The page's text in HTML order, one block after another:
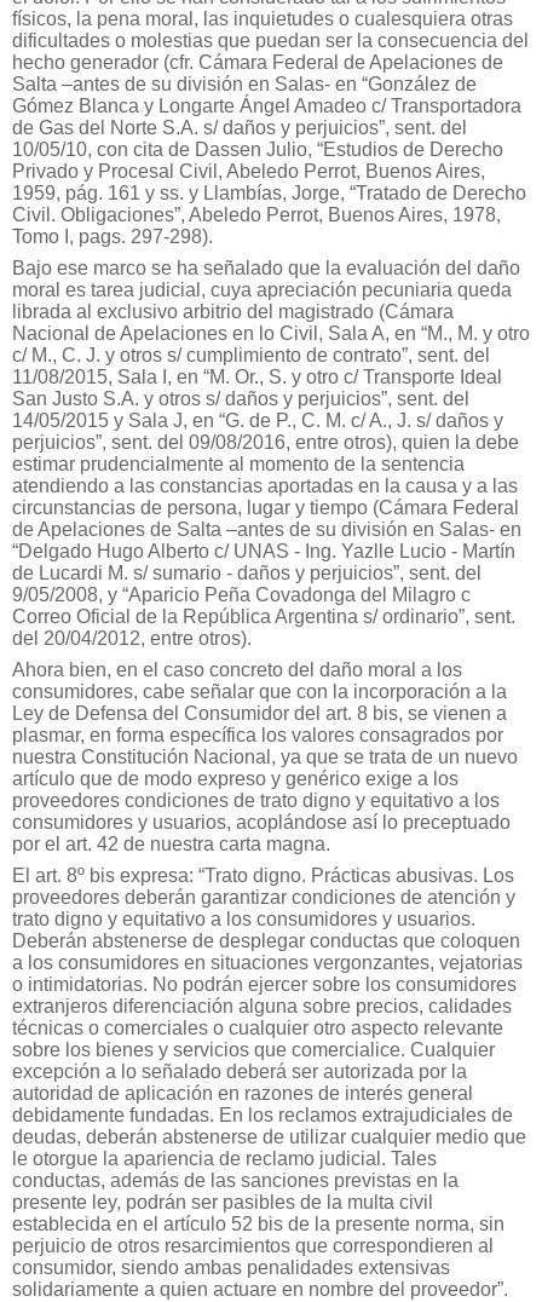
físicos, la pena moral, las inquietudes o cualesquiera otras
dificultades o molestias que puedan ser la consecuencia del
hecho generador (cfr. Cámara Federal de Apelaciones de
Salta –antes de su división en Salas- en “González de
Gómez Blanca y Longarte Ángel Amadeo c/ Transportadora
de Gas del Norte S.A. s/ daños y perjuicios”, sent. del
10/05/10, con cita de Dassen Julio, “Estudios de Derecho
Privado y Procesal Civil, Abeledo Perrot, Buenos Aires,
1959, pág. 161 y ss. y Llambías, Jorge, “Tratado de Derecho
Civil. Obligaciones”, Abeledo Perrot, Buenos Aires, 1978,
Tomo I, pags. 297-298).
Bajo ese marco se ha señalado que la evaluación del daño
moral es tarea judicial, cuya apreciación pecuniaria queda
librada al exclusivo arbitrio del magistrado (Cámara
Nacional de Apelaciones en lo Civil, Sala A, en “M., M. y otro
c/ M., C. J. y otros s/ cumplimiento de contrato”, sent. del
11/08/2015, Sala I, en “M. Or., S. y otro c/ Transporte Ideal
San Justo S.A. y otros s/ daños y perjuicios”, sent. del
14/05/2015 y Sala J, en “G. de P., C. M. c/ A., J. s/ daños y
perjuicios”, sent. del 09/08/2016, entre otros), quien la debe
estimar prudencialmente al momento de la sentencia
atendiendo a las constancias aportadas en la causa y a las
circunstancias de persona, lugar y tiempo (Cámara Federal
de Apelaciones de Salta –antes de su división en Salas- en
“Delgado Hugo Alberto c/ UNAS - Ing. Yazlle Lucio - Martín
de Lucardi M. s/ sumario - daños y perjuicios”, sent. del
9/05/2008, y “Aparicio Peña Covadonga del Milagro c
Correo Oficial de la República Argentina s/ ordinario”, sent.
del 20/04/2012, entre otros).
Ahora bien, en el caso concreto del daño moral a los
consumidores, cabe señalar que con la incorporación a la
Ley de Defensa del Consumidor del art. 8 bis, se vienen a
plasmar, en forma específica los valores consagrados por
nuestra Constitución Nacional, ya que se trata de un nuevo
artículo que de modo expreso y genérico exige a los
proveedores condiciones de trato digno y equitativo a los
consumidores y usuarios, acoplándose así lo preceptuado
por el art. 42 de nuestra carta magna.
El art. 8º bis expresa: “Trato digno. Prácticas abusivas. Los
proveedores deberán garantizar condiciones de atención y
trato digno y equitativo a los consumidores y usuarios.
Deberán abstenerse de desplegar conductas que coloquen
a los consumidores en situaciones vergonzantes, vejatorias
o intimidatorias. No podrán ejercer sobre los consumidores
extranjeros diferenciación alguna sobre precios, calidades
técnicas o comerciales o cualquier otro aspecto relevante
sobre los bienes y servicios que comercialice. Cualquier
excepción a lo señalado deberá ser autorizada por la
autoridad de aplicación en razones de interés general
debidamente fundadas. En los reclamos extrajudiciales de
deudas, deberán abstenerse de utilizar cualquier medio que
le otorgue la apariencia de reclamo judicial. Tales
conductas, además de las sanciones previstas en la
presente ley, podrán ser pasibles de la multa civil
establecida en el artículo 52 bis de la presente norma, sin
perjuicio de otros resarcimientos que correspondieren al
consumidor, siendo ambas penalidades extensivas
solidariamente a quien actuare en nombre del proveedor”.